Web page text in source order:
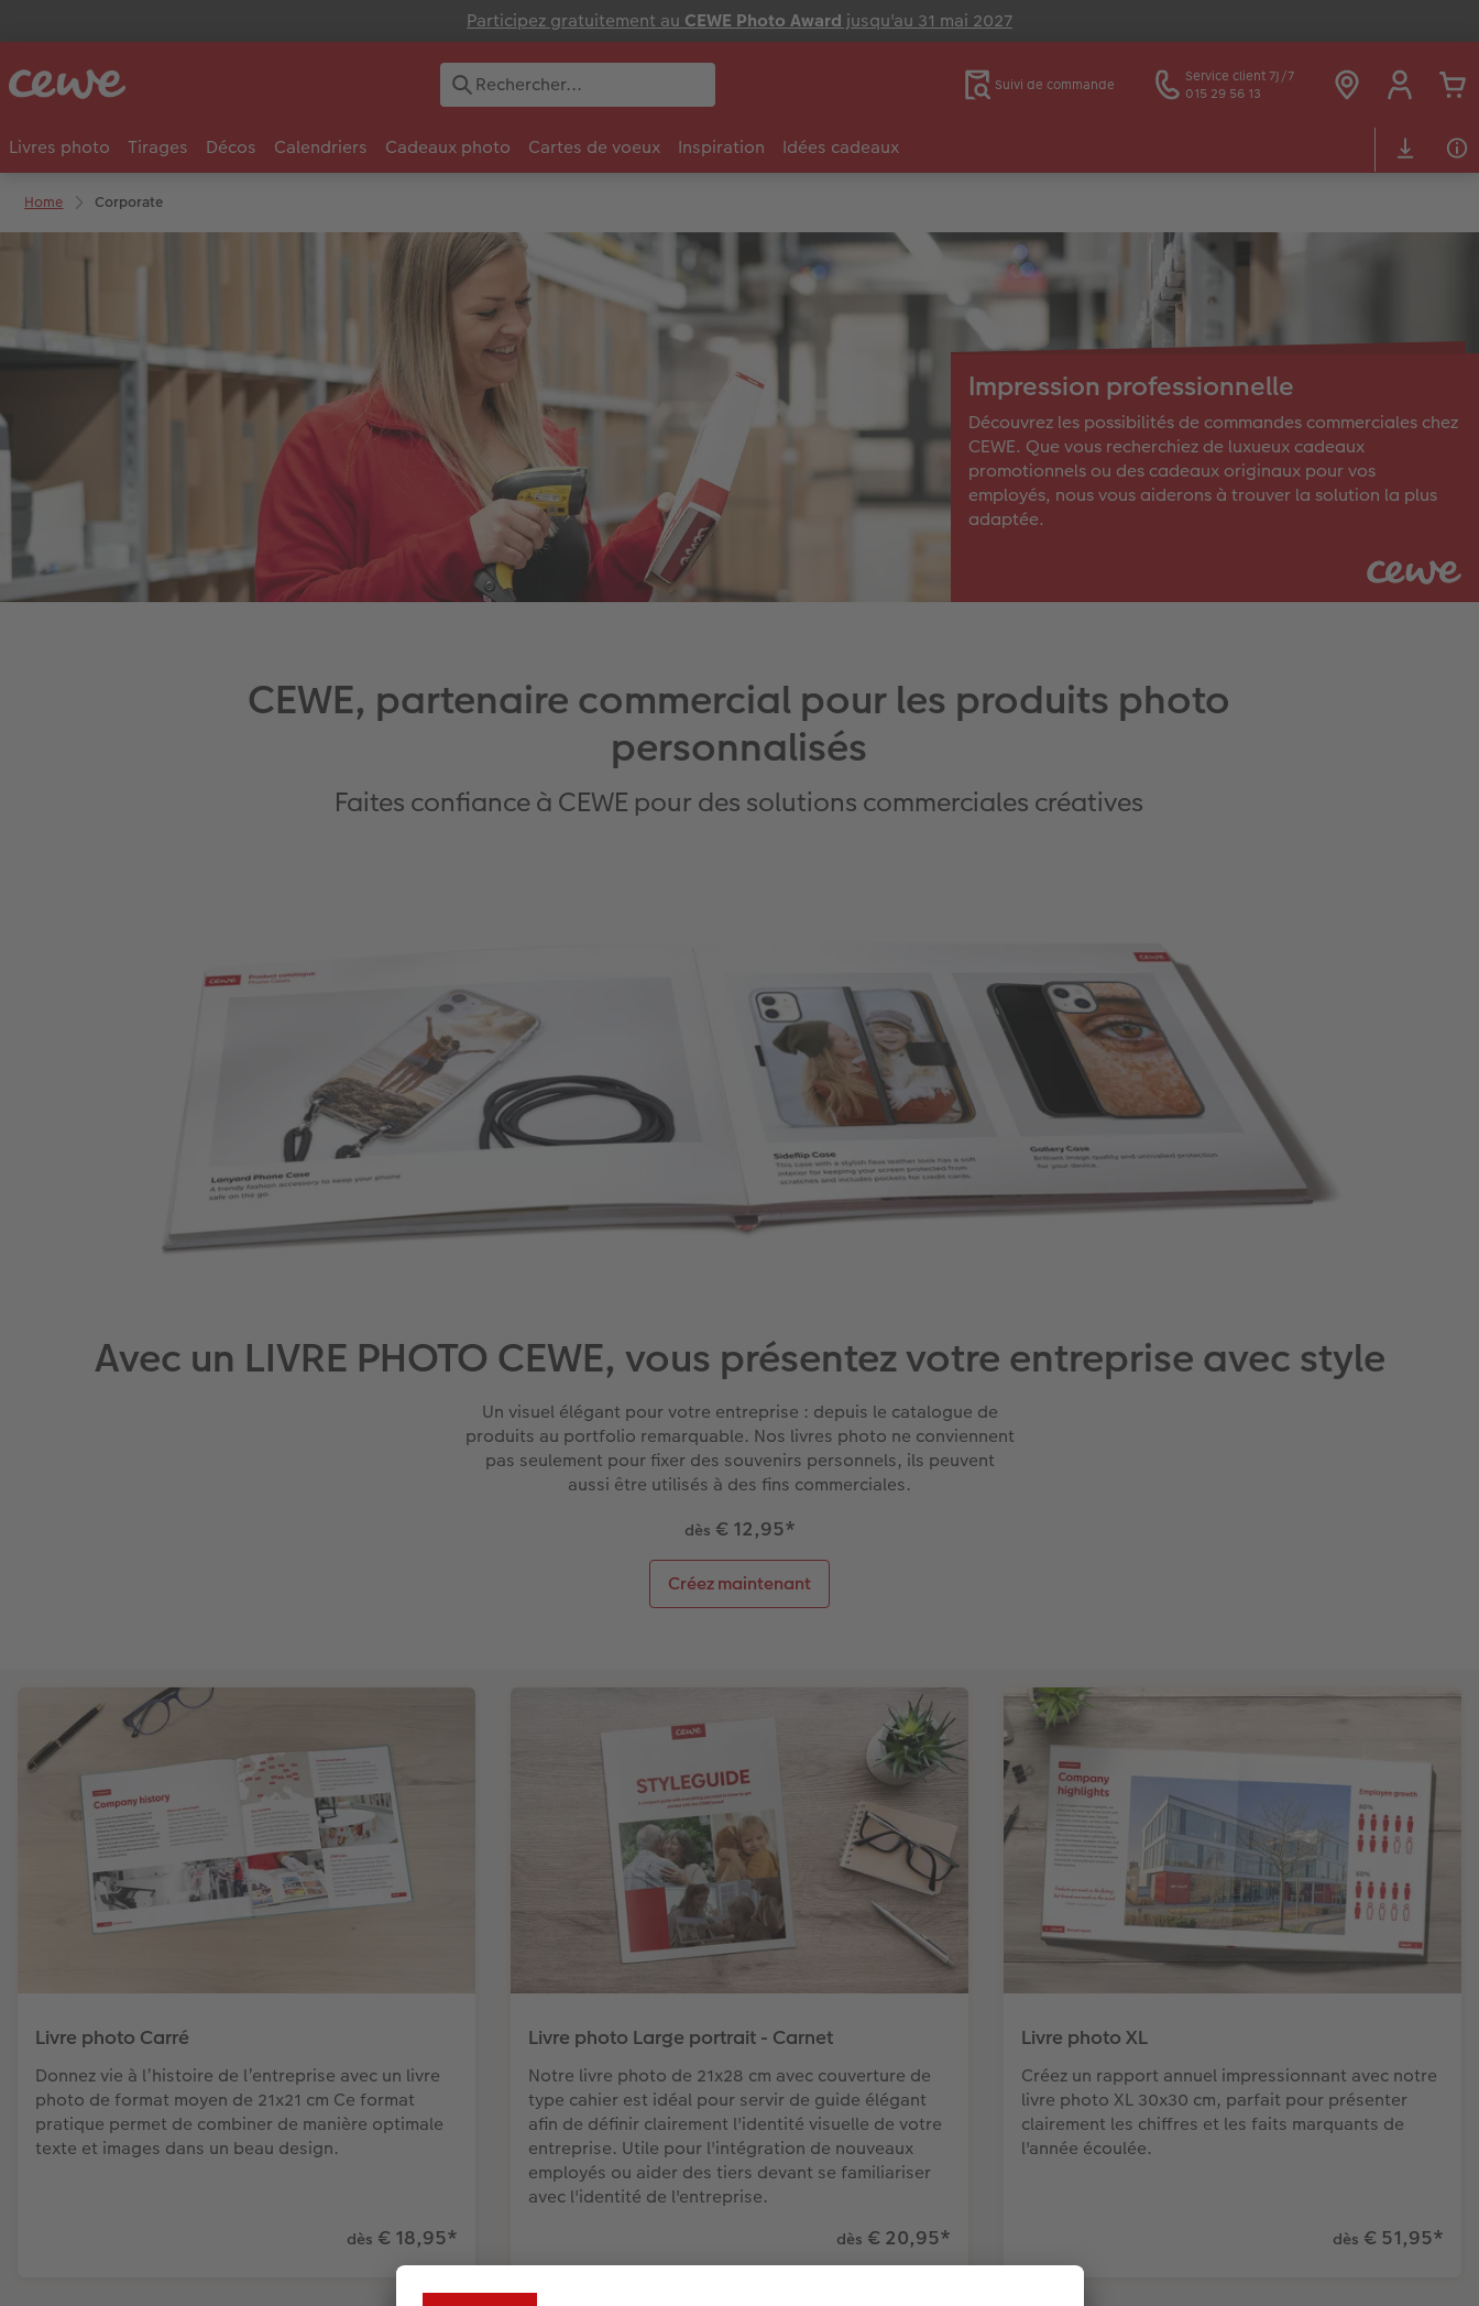
Participez gratuitement au CEWE Photo Award jusqu'au 31 mai 2027
Suivi de commande
Service client 7J/7
015 29 56 13
Livres photo Tirages Décos Calendriers Cadeaux photo Cartes de voeux Inspiration Idées cadeaux
Home Corporate
Impression professionnelle
Découvrez les possibilités de commandes commerciales chez
CEWE. Que vous recherchiez de luxueux cadeaux
promotionnels ou des cadeaux originaux pour vos
employés, nous vous aiderons à trouver la solution la plus
adaptée.
CEWE, partenaire commercial pour les produits photo
personnalisés
Faites confiance à CEWE pour des solutions commerciales créatives
Avec un LIVRE PHOTO CEWE, vous présentez votre entreprise avec style
Un visuel élégant pour votre entreprise : depuis le catalogue de
produits au portfolio remarquable. Nos livres photo ne conviennent
pas seulement pour fixer des souvenirs personnels, ils peuvent
aussi être utilisés à des fins commerciales.
dès € 12,95*
Créez maintenant
Livre photo Carré
Donnez vie à l’histoire de l’entreprise avec un livre
photo de format moyen de 21x21 cm Ce format
pratique permet de combiner de manière optimale
texte et images dans un beau design.
dès € 18,95*
Livre photo Large portrait - Carnet
Notre livre photo de 21x28 cm avec couverture de
type cahier est idéal pour servir de guide élégant
afin de définir clairement l'identité visuelle de votre
entreprise. Utile pour l'intégration de nouveaux
employés ou aider des tiers devant se familiariser
avec l'identité de l'entreprise.
dès € 20,95*
Livre photo XL
Créez un rapport annuel impressionnant avec notre
livre photo XL 30x30 cm, parfait pour présenter
clairement les chiffres et les faits marquants de
l'année écoulée.
dès € 51,95*